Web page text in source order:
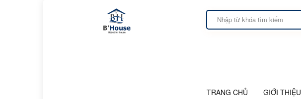
TRANG CHỦ GIỚI THIỆU